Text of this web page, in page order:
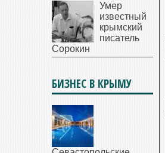
Умер
известный
крымский
писатель
Сорокин
БИЗНЕС В КРЫМУ